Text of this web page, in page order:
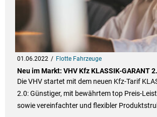
01.06.2022 Flotte Fahrzeuge
Neu im Markt: VHV Kfz KLASSIK-GARANT
Die VHV startet mit dem neuen Kfz-Tarif
2.0: Günstiger, mit bewährtem top Preis-
sowie vereinfachter und flexibler